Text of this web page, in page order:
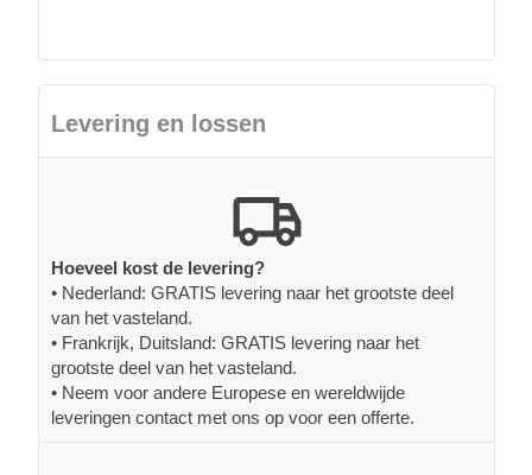
Levering en lossen
Hoeveel kost de levering?
• Nederland: GRATIS levering naar het grootste deel
van het vasteland.
• Frankrijk, Duitsland: GRATIS levering naar het
grootste deel van het vasteland.
• Neem voor andere Europese en wereldwijde
leveringen contact met ons op voor een offerte.